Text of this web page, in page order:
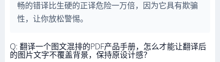
畅的错译比生硬的正译危险一万倍，因为它具有欺骗
性，让你放松警惕。
Q: 翻译一个图文混排的PDF产品手册，怎么才能让翻译后
的图片文字不覆盖背景，保持原设计感？